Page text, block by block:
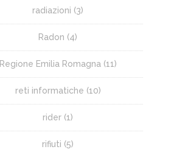
radiazioni (3)
Radon (4)
Regione Emilia Romagna(11)
reti informatiche (10)
rider (1)
rifiuti (5)